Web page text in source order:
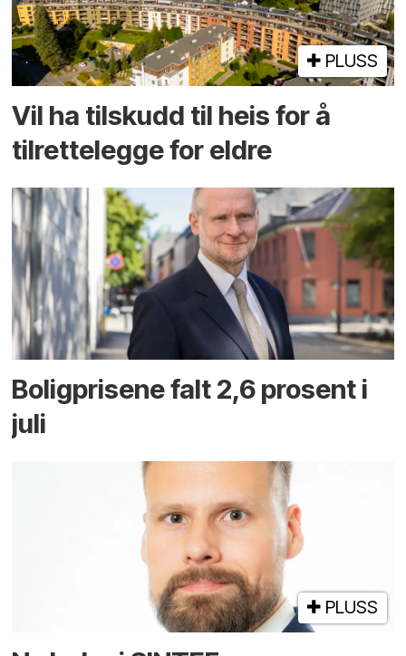
PLUSS
Vil ha tilskudd til heis for å
tilrettelegge for eldre
Boligprisene falt 2,6 prosent i
juli
PLUSS